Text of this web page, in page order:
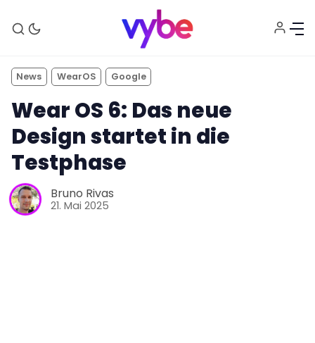
News WearOS Google
Wear OS 6: Das neue
Design startet in die
Testphase
Bruno Rivas
21. Mai 2025